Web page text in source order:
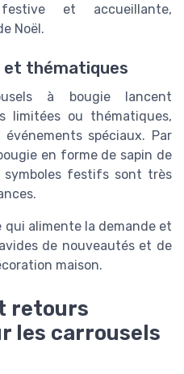
et accueillante,
Noël.
et thématiques
à bougie lancent
limitées ou thématiques,
spéciaux. Par
en forme de sapin de
symboles festifs sont très
alimente la demande et
de nouveautés et de
maison.
retours
les carrousels